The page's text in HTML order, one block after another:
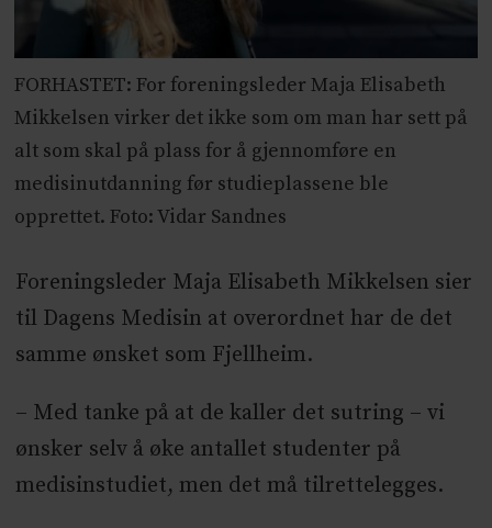
FORHASTET: For foreningsleder Maja Elisabeth
Mikkelsen virker det ikke som om man har sett på
alt som skal på plass for å gjennomføre en
medisinutdanning før studieplassene ble
opprettet. Foto: Vidar Sandnes
Foreningsleder Maja Elisabeth Mikkelsen sier
til Dagens Medisin at overordnet har de det
samme ønsket som Fjellheim.
– Med tanke på at de kaller det sutring – vi
ønsker selv å øke antallet studenter på
medisinstudiet, men det må tilrettelegges.